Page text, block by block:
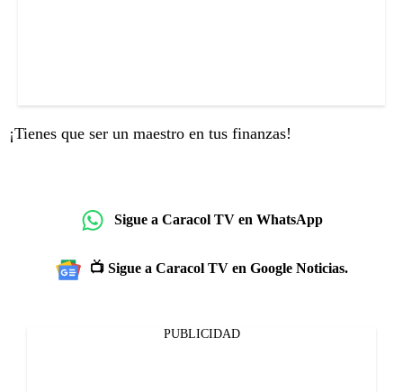
¡Tienes que ser un maestro en tus finanzas!
Sigue a Caracol TV en WhatsApp
📺 Sigue a Caracol TV en Google Noticias.
PUBLICIDAD